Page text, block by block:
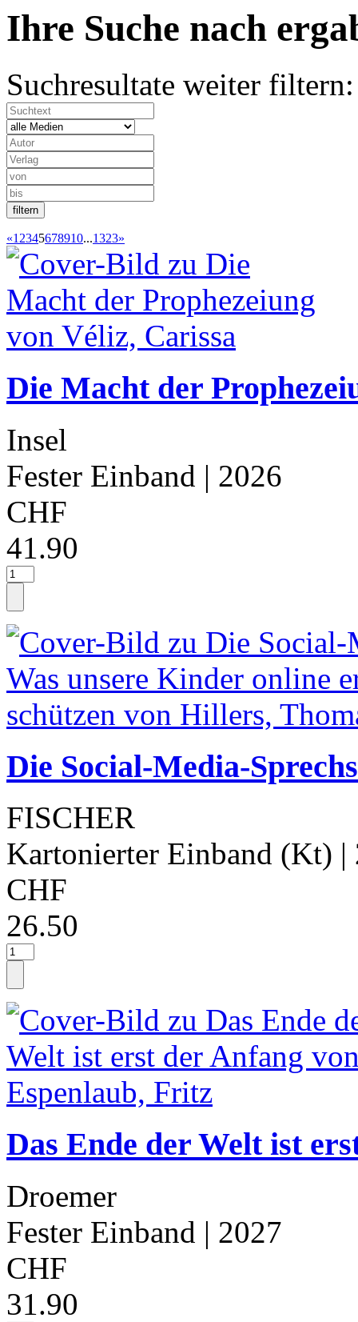
Ihre Suche nach
Suchresultate weiter filtern:
«12345678910...1323»
Die Macht der
Insel
Fester Einband | 2026
CHF
41.90
Die Social-Media-
FISCHER
Kartonierter Einband (Kt) |
CHF
26.50
Das Ende der Welt ist
Droemer
Fester Einband | 2027
CHF
31.90